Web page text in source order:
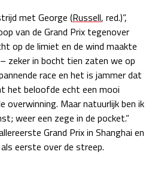
za 22:00 - 23:00
zo 21:00 - 23:00
za 05:00 - 06:00
zo 05:00 - 07:00
27 - 29 nov
04 - 06 dec
za 15:00 - 16:00
zo 14:00 - 16:00
met George (Russell, red.)”,
van de Grand Prix tegenover
op de limiet en de wind maakte
zeker in bocht tien zaten we op
race en het is jammer dat
het beloofde echt een mooi
Maar natuurlijk ben ik
weer een zege in de pocket.”
Grand Prix in Shanghai en
eerste over de streep.